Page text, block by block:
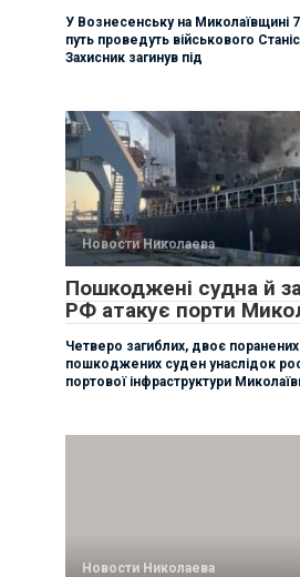
У Вознесенську на Миколаївщині
путь проведуть військового
Захисник загинув під
Новости Николаева
Пошкоджені судна й
РФ атакує порти
Четверо загиблих, двоє поранених
пошкоджених суден унаслідок
портової інфраструктури
Новости Николаева